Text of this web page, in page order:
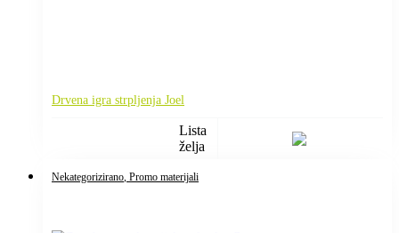
Drvena igra strpljenja Joel
Lista
želja
Nekategorizirano , Promo materijali